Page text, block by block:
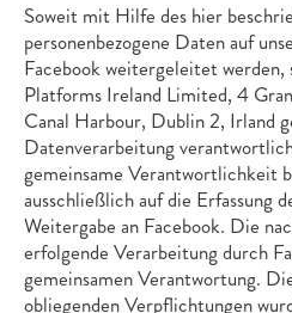
Soweit mit Hilfe des hier
personenbezogene Daten auf
Facebook weitergeleitet
Platforms Ireland Limited, 4
Canal Harbour, Dublin 2, Irland
Datenverarbeitung
gemeinsame Verantwortlichkeit
ausschließlich auf die Erfassung
Weitergabe an Facebook. Die
erfolgende Verarbeitung durch
gemeinsamen Verantwortung.
obliegenden Verpflichtungen